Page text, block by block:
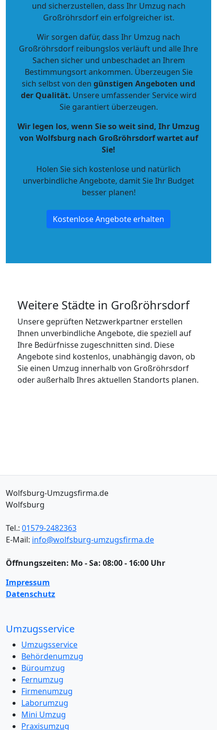
und sicherzustellen, dass Ihr Umzug nach
Großröhrsdorf ein erfolgreicher ist.
Wir sorgen dafür, dass Ihr Umzug nach
Großröhrsdorf reibungslos verläuft und alle Ihre
Sachen sicher und unbeschadet an Ihrem
Bestimmungsort ankommen. Überzeugen Sie
sich selbst von den günstigen Angeboten und
der Qualität. Unsere umfassender Service wird
Sie garantiert überzeugen.
Wir legen los, wenn Sie so weit sind, Ihr Umzug
von Wolfsburg nach Großröhrsdorf wartet auf
Sie!
Holen Sie sich kostenlose und natürlich
unverbindliche Angebote, damit Sie Ihr Budget
besser planen!
Kostenlose Angebote erhalten
Weitere Städte in Großröhrsdorf
Unsere geprüften Netzwerkpartner erstellen
Ihnen unverbindliche Angebote, die speziell auf
Ihre Bedürfnisse zugeschnitten sind. Diese
Angebote sind kostenlos, unabhängig davon, ob
Sie einen Umzug innerhalb von Großröhrsdorf
oder außerhalb Ihres aktuellen Standorts planen.
Wolfsburg-Umzugsfirma.de
Wolfsburg
Tel.: 01579-2482363
E-Mail: info@wolfsburg-umzugsfirma.de
Öffnungszeiten: Mo - Sa: 08:00 - 16:00 Uhr
Impressum
Datenschutz
Umzugsservice
Umzugsservice
Behördenumzug
Büroumzug
Fernumzug
Firmenumzug
Laborumzug
Mini Umzug
Praxisumzug